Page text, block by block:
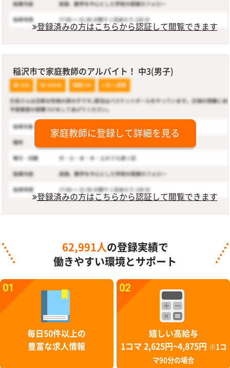
登録済みの方はこちらから認証して閲覧できます
稲沢市で家庭教師のアルバイト！ 中3(男子)
家庭教師に登録して詳細を見る
登録済みの方はこちらから認証して閲覧できます
62,991人 の登録実績で
働きやすい環境とサポート
01
毎日50件以上の
豊富な求人情報
02
嬉しい高給与
1コマ 2,625円~4,875円
※1コ
マ90分の場合